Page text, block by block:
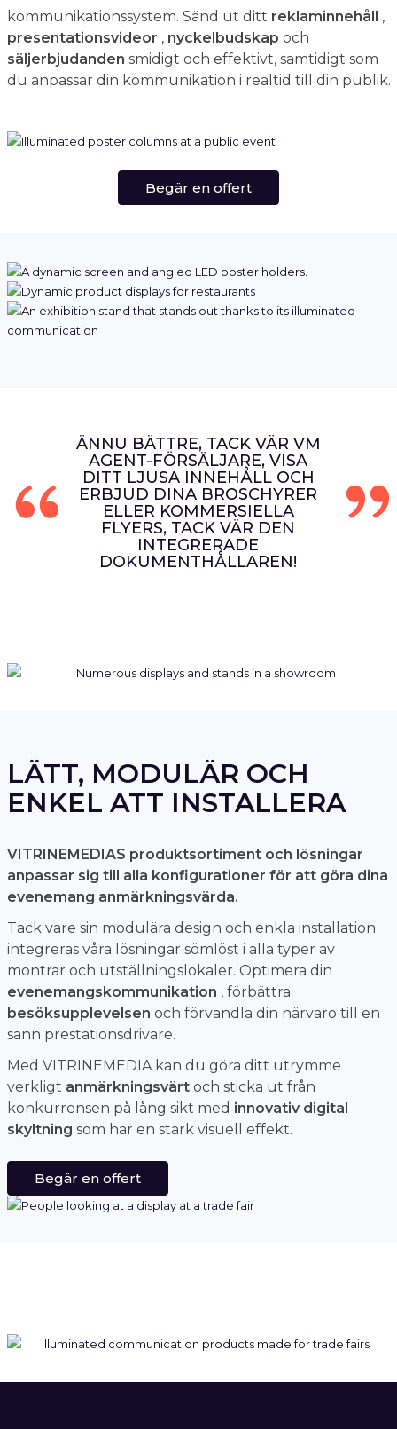
kommunikationssystem. Sänd ut ditt reklaminnehåll ,
presentationsvideor , nyckelbudskap och
säljerbjudanden smidigt och effektivt, samtidigt som
du anpassar din kommunikation i realtid till din publik.
Begär en offert
ÄNNU BÄTTRE, TACK VÄR VM
AGENT-FÖRSÄLJARE, VISA
DITT LJUSA INNEHÅLL OCH
ERBJUD DINA BROSCHYRER
ELLER KOMMERSIELLA
FLYERS, TACK VÄR DEN
INTEGRERADE
DOKUMENTHÅLLAREN!
LÄTT, MODULÄR OCH
ENKEL ATT INSTALLERA
VITRINEMEDIAS produktsortiment och lösningar
anpassar sig till alla konfigurationer för att göra dina
evenemang anmärkningsvärda.
Tack vare sin modulära design och enkla installation
integreras våra lösningar sömlöst i alla typer av
montrar och utställningslokaler. Optimera din
evenemangskommunikation , förbättra
besöksupplevelsen och förvandla din närvaro till en
sann prestationsdrivare.
Med VITRINEMEDIA kan du göra ditt utrymme
verkligt anmärkningsvärtoch sticka ut från
konkurrensen på lång sikt med innovativ digital
skyltning som har en stark visuell effekt.
Begär en offert